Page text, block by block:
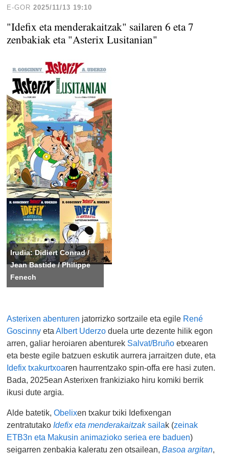
E-GOR 2025/11/13 19:10
"Idefix eta menderakaitzak" sailaren 6 eta 7
zenbakiak eta "Asterix Lusitanian"
Irudia: Didiert Conrad /
Jean Bastide / Philippe
Fenech
Asterixen abenturen jatorrizko sortzaile eta egile René
Goscinny etaAlbert Uderzo duela urte dezente hilik egon
arren, galiar heroiaren abenturek Salvat/Bruño etxearen
eta beste egile batzuen eskutik aurrera jarraitzen dute, eta
Idefix txakurtxoaren haurrentzako spin-offa ere hasi zuten.
Bada, 2025ean Asterixen frankiziako hiru komiki berrik
ikusi dute argia.
Alde batetik,Obelixen txakur txiki Idefixengan
zentratutako Idefix eta menderakaitzaksailak (zeinak
ETB3n eta Makusin animazioko seriea ere baduen)
seigarren zenbakia kaleratu zen otsailean,Basoa argitan,